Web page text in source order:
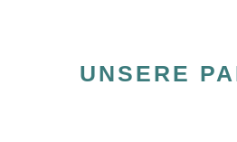
UNSERE